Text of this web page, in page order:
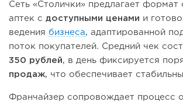
Сеть «Столички» предлагает формат
аптек с доступными ценами и
ведения бизнеса, адаптированной
поток покупателей. Средний чек
350 рублей, в день фиксируется
продаж, что обеспечивает
Франчайзер сопровождает процесс